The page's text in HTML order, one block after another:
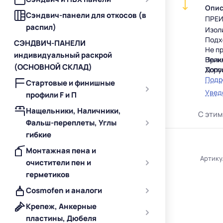
Сэндвич-панели для откосов (в
распил)
СЭНДВИЧ-ПАНЕЛИ
индивидуальный раскрой
(ОСНОВНОЙ СКЛАД)
Стартовые и финишные
профили F и П
Нащельники, Наличники,
Фальш-переплеты, Углы
гибкие
Монтажная пена и
очистители пен и
герметиков
Cosmofen и аналоги
Крепеж, Анкерные
пластины, Дюбеля
Не
Все
С